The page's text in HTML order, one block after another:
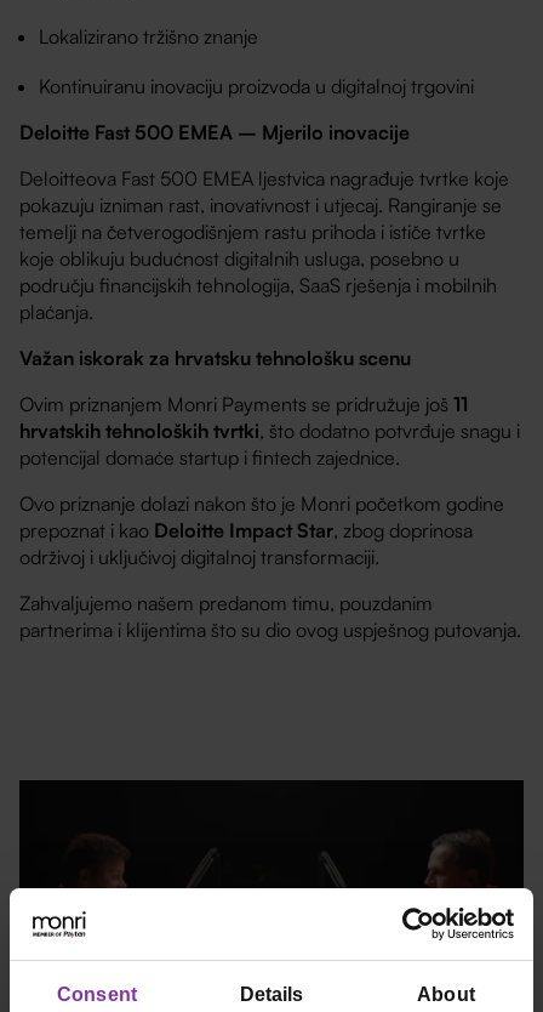
Consent Details About
Lokalizirano tržišno znanje
Kontinuiranu inovaciju proizvoda u digitalnoj trgovini
Deloitte Fast 500 EMEA – Mjerilo inovacije
Deloitteova Fast 500 EMEA ljestvica nagrađuje tvrtke koje
pokazuju izniman rast, inovativnost i utjecaj. Rangiranje se
temelji na četverogodišnjem rastu prihoda i ističe tvrtke
koje oblikuju budućnost digitalnih usluga, posebno u
području financijskih tehnologija, SaaS rješenja i mobilnih
plaćanja.
Važan iskorak za hrvatsku tehnološku scenu
Ovim priznanjem Monri Payments se pridružuje još11
hrvatskih tehnoloških tvrtki, što dodatno potvrđuje snagu i
potencijal domaće startup i fintech zajednice.
Ovo priznanje dolazi nakon što je Monri početkom godine
prepoznat i kao Deloitte Impact Star, zbog doprinosa
održivoj i uključivoj digitalnoj transformaciji.
Zahvaljujemo našem predanom timu, pouzdanim
partnerima i klijentima što su dio ovog uspješnog putovanja.